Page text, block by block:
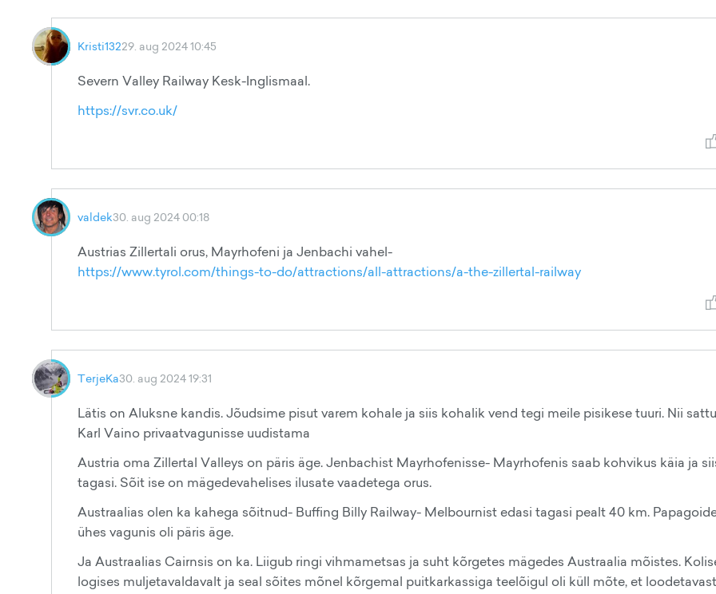
Kristi13229. aug 2024 10:45
Severn Valley Railway Kesk-Inglismaal.
https://svr.co.uk/
valdek30. aug 2024 00:18
Austrias Zillertali orus, Mayrhofeni ja Jenbachi vahel-
https://www.tyrol.com/things-to-do/attractions/all-attractions/a-the-zillertal-railway
TerjeKa30. aug 2024 19:31
Lätis on Aluksne kandis. Jõudsime pisut varem kohale ja siis kohalik vend tegi meile pisikese tuuri. Nii
Karl Vaino privaatvagunisse uudistama
Austria oma Zillertal Valleys on päris äge. Jenbachist Mayrhofenisse- Mayrhofenis saab kohvikus käia ja
tagasi. Sõit ise on mägedevahelises ilusate vaadetega orus.
Austraalias olen ka kahega sõitnud- Buffing Billy Railway- Melbournist edasi tagasi pealt 40 km.
ühes vagunis oli päris äge.
Ja Austraalias Cairnsis on ka. Liigub ringi vihmametsas ja suht kõrgetes mägedes Austraalia mõistes.
logises muljetavaldavalt ja seal sõites mõnel kõrgemal puitkarkassiga teelõigul oli küll mõte, et